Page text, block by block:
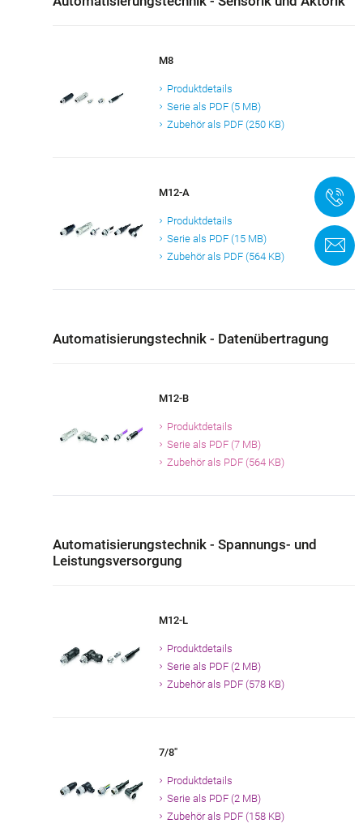
M8
Produktdetails
Serie als PDF (5 MB)
Zubehör als PDF (250 KB)
M12-A
Produktdetails
Serie als PDF (15 MB)
Zubehör als PDF (564 KB)
Automatisierungstechnik - Datenübertragung
M12-B
Produktdetails
Serie als PDF (7 MB)
Zubehör als PDF (564 KB)
Automatisierungstechnik - Spannungs- und
Leistungsversorgung
M12-L
Produktdetails
Serie als PDF (2 MB)
Zubehör als PDF (578 KB)
7/8"
Produktdetails
Serie als PDF (2 MB)
Zubehör als PDF (158 KB)